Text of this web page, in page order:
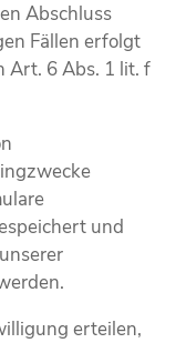
Abschluss
Fällen erfolgt
Art. 6 Abs. 1 lit. f
und
erteilen,